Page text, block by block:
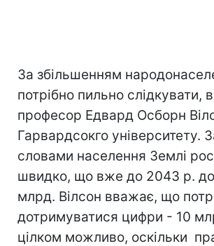
За збільшенням
потрібно пильно слідкувати,
професор Едвард Осборн
Гарвардсокго університету.
словами населення Землі
швидко, що вже до 2043 р.
млрд. Вілсон вважає, що
дотримуватися цифри - 10
цілком можливо, оскільки